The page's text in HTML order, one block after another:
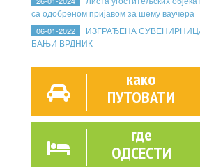
са одобреном пријавом за шему ваучера
06-01-2022 ИЗГРАЂЕНА
БАЊИ ВРДНИК
како
ПУТОВАТИ
где
ОДСЕСТИ